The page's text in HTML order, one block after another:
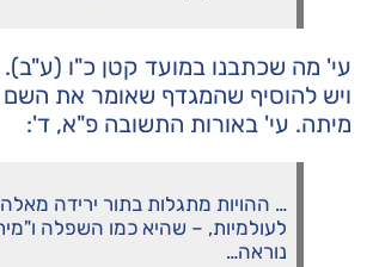
עי' מה שכתבנו במועד קטן כ"ו (ע"ב).
ויש להוסיף שהמגדף שאומר את השם
מיתה. עי' באורות התשובה פ"א, ד':
… ההויות מתגלות בתור ירידה
לעולמיות, – שהיא כמו השפלה
נוראה…